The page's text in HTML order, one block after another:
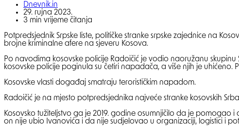
Posted
by
Dnevnik.in
29. rujna 2023.
3 min vrijeme čitanja
Potpredsjednik Srpske liste, političke stranke srpske zajednice na
brojne kriminalne afere na sjeveru Kosova.
Po navodima kosovske policije Radoičić je vodio naoružanu
kosovske policije poginula su četiri napadača, a više njih je uhićeno.
Kosovske vlasti događaj smatraju terorističkim napadom.
Radoičić je na mjesto potpredsjednika najveće stranke kosovskih
Kosovsko tužiteljstvo ga je 2019. godine osumnjičilo da je pomogao
on nije ubio Ivanovića i da nije sudjelovao u organizaciji, logistici i